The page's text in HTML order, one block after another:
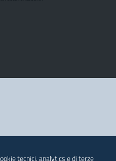
tecnici, analytics e di terze